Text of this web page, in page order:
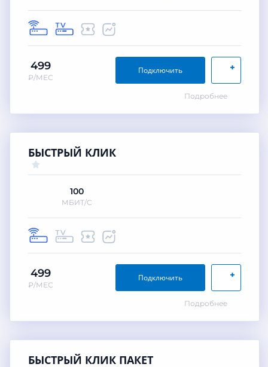
499
₽/МЕС
+
Подключить
Подробнее
БЫСТРЫЙ КЛИК
100
МБИТ/С
499
₽/МЕС
+
Подключить
Подробнее
БЫСТРЫЙ КЛИК ПАКЕТ